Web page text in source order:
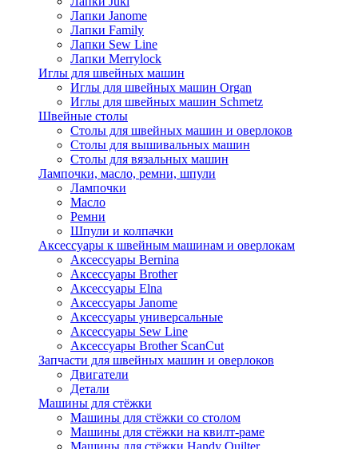
Лапки Janome
Лапки Family
Лапки Sew Line
Лапки Merrylock
Иглы для швейных машин
Иглы для швейных машин Organ
Иглы для швейных машин Schmetz
Швейные столы
Столы для швейных машин и оверлоков
Столы для вышивальных машин
Столы для вязальных машин
Лампочки, масло, ремни, шпули
Лампочки
Масло
Ремни
Шпули и колпачки
Аксессуары к швейным машинам и оверлокам
Аксессуары Bernina
Аксессуары Brother
Аксессуары Elna
Аксессуары Janome
Аксессуары универсальные
Аксессуары Sew Line
Аксессуары Brother ScanCut
Запчасти для швейных машин и оверлоков
Двигатели
Детали
Машины для стёжки
Машины для стёжки со столом
Машины для стёжки на квилт-раме
Машины для стёжки Handy Quilter